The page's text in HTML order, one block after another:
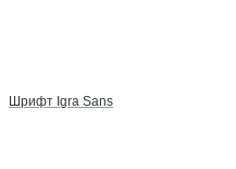
Шрифт Igra Sans